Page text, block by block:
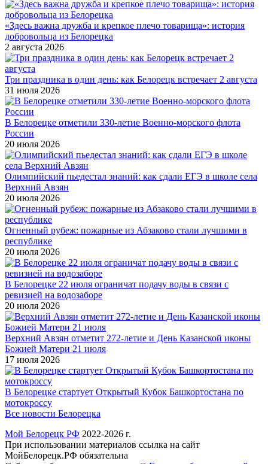
«Здесь важна дружба и крепкое плечо товарища»: история
добровольца из Белорецка
2 августа 2026
Три праздника в один день: как Белорецк встречает 2 августа
31 июля 2026
В Белорецке отметили 330-летие Военно-морского флота
России
20 июля 2026
Олимпийский пьедестал знаний: как сдали ЕГЭ в школе села
Верхний Авзян
20 июля 2026
Огненный рубеж: пожарные из Абзаково стали лучшими в
республике
20 июля 2026
В Белорецке 22 июля ограничат подачу воды в связи с
ревизией на водозаборе
20 июля 2026
Верхний Авзян отметит 272-летие и День Казанской иконы
Божией Матери 21 июля
17 июля 2026
В Белорецке стартует Открытый Кубок Башкортостана по
мотокроссу
Все новости Белорецка
Мой Белорецк РФ 2022-2026 г.
При использовании материалов ссылка на сайт
МойБелорецк.РФ обязательна